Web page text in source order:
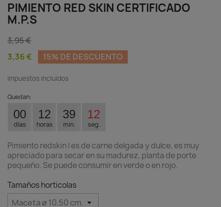
PIMIENTO RED SKIN CERTIFICADO
M.P.S
3,95 €
3,36 €
15% DE DESCUENTO
Impuestos incluidos
Quedan:
00
días
12
horas
39
min.
12
seg.
Pimiento redskin l es de carne delgada y dulce, es muy
apreciado para secar en su madurez, planta de porte
pequeño. Se puede consumir en verde o en rojo.
Tamaños horticolas